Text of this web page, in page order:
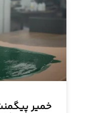
خمیر